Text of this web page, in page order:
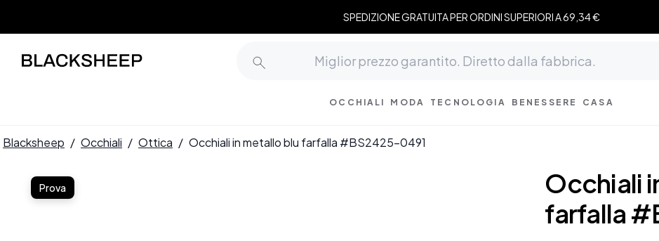
SPEDIZIONE GRATUITA PER ORDINI SUPERIORI A 69,34 €
OCCHIALI MODA TECNOLOGIA BENESSERE CASA
Blacksheep / Occhiali / Ottica / Occhiali in metallo blu farfalla #BS2425-0491
Prova
Occhiali
farfalla